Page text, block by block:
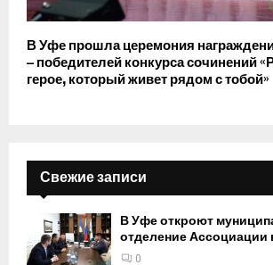
В Уфе прошла церемония
– победителей конкурса сочинений
герое, который живет рядом с тобой»
Свежие записи
В Уфе откроют
отделение Ассоциации
0